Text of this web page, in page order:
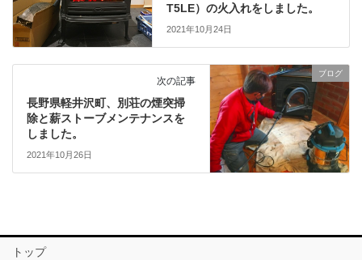
T5LE）の火入れをしました。
2021年10月24日
ブログ
次の記事
長野県軽井沢町、別荘の煙突掃
除と薪ストーブメンテナンスを
しました。
2021年10月26日
トップ